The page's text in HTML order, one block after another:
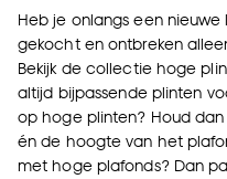
Heb je onlangs een
gekocht en ontbreken
Bekijk de collectie hoge
altijd bijpassende plinten
op hoge plinten? Houd
én de hoogte van het
met hoge plafonds? Dan